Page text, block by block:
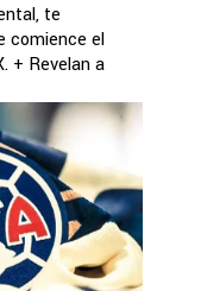
te
comience el
+ Revelan a